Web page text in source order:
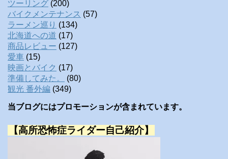
ツーリング (200)
バイクメンテナンス (57)
ラーメン巡り (134)
北海道への道 (17)
商品レビュー (127)
愛車 (15)
映画とバイク (17)
準備してみた。
(80)
観光 番外編 (349)
当ブログにはプロモーションが含まれています。
【高所恐怖症ライダー自己紹介】